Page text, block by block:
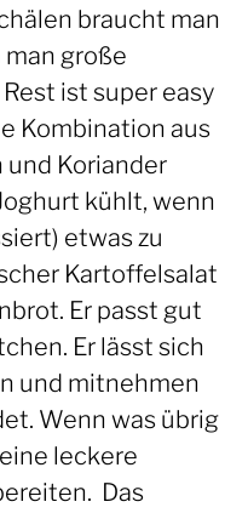
braucht man
große
ist super easy
Kombination aus
und Koriander
kühlt, wenn
etwas zu
Kartoffelsalat
Er passt gut
Er lässt sich
und mitnehmen
Wenn was übrig
leckere
Das